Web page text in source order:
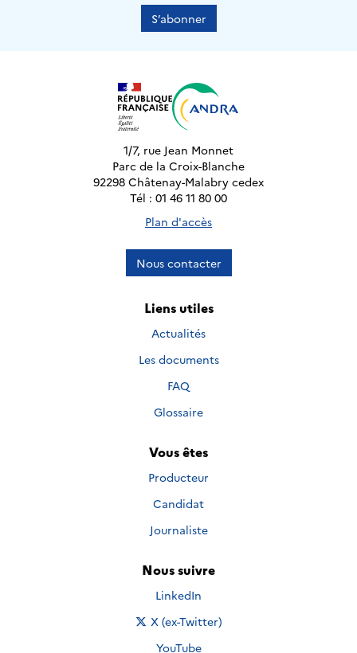
S’abonner
1/7, rue Jean Monnet
Parc de la Croix-Blanche
92298 Châtenay-Malabry cedex
Tél : 01 46 11 80 00
Plan d'accès
Nous contacter
Liens utiles
Actualités
Les documents
FAQ
Glossaire
Vous êtes
Producteur
Candidat
Journaliste
Nous suivre
Nous suivre sur
LinkedIn
Nous suivre sur
X (ex-Twitter)
Nous suivre sur
YouTube